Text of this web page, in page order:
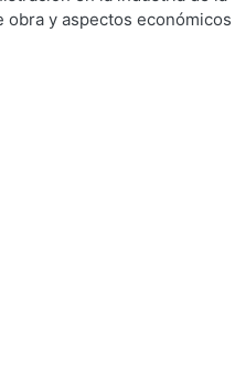
Salazar, Rubén;Carpio
y aspectos económicos